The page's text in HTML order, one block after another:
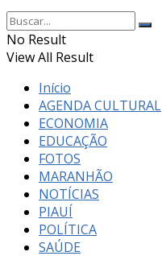
No Result
View All Result
Início
AGENDA CULTURAL
ECONOMIA
EDUCAÇÃO
FOTOS
MARANHÃO
NOTÍCIAS
PIAUÍ
POLÍTICA
SAÚDE